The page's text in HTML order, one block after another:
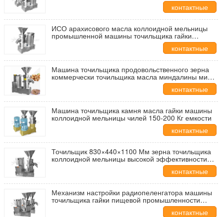
контактные
данные
ИСО арахисового масла коллоидной мельницы
промышленной машины точильщика гайки
контактные
данные
Машина точильщика продовольственного зерна
коммерчески точильщика масла миндалины мини
контактные
данные
Машина точильщика камня масла гайки машины
коллоидной мельницы чилей 150-200 Кг емкости
контактные
данные
Точильщик 830×440×1100 Мм зерна точильщика
коллоидной мельницы высокой эффективности
контактные
данные
Механизм настройки радиопеленгатора машины
точильщика гайки пищевой промышленности
перезаряжаемые регулируемый поворачивает
контактные